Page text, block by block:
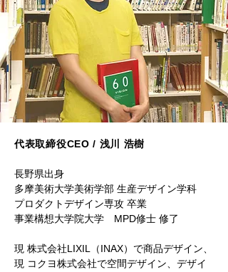
代表取締役CEO / ​浅川 浩樹
長野県出身
多摩美術大学美術学部 生産デザイン学科
プロダクトデザイン専攻 卒業
事業構想大学院大学 MPD修士 修了
現 株式会社LIXIL（INAX）で商品デザイン、
現 コクヨ株式会社で空間デザイン、​デザイ